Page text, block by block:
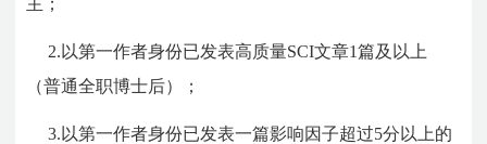
2.以第一作者身份已发表高质量SCI文章1篇及以上
（普通全职博士后）；
3.以第一作者身份已发表一篇影响因子超过5分以上的